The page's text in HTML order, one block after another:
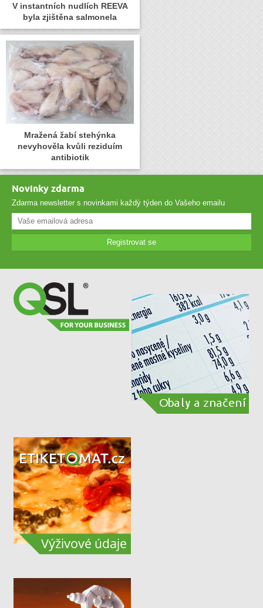
V instantních nudlích REEVA
byla zjištěna salmonela
Mražená žabí stehýnka
nevyhověla kvůli reziduím
antibiotik
Novinky zdarma
Zdarma newsletter s novinkami každý týden do Vašeho emailu
Registrovat se